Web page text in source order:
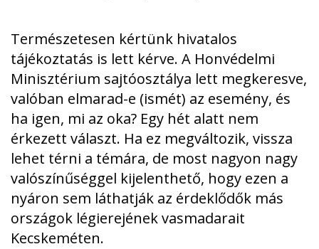
Természetesen kértünk hivatalos
tájékoztatás is lett kérve. A Honvédelmi
Minisztérium sajtóosztálya lett megkeresve,
valóban elmarad-e (ismét) az esemény, és
ha igen, mi az oka? Egy hét alatt nem
érkezett választ. Ha ez megváltozik, vissza
lehet térni a témára, de most nagyon nagy
valószínűséggel kijelenthető, hogy ezen a
nyáron sem láthatják az érdeklődők más
országok légierejének vasmadarait
Kecskeméten.